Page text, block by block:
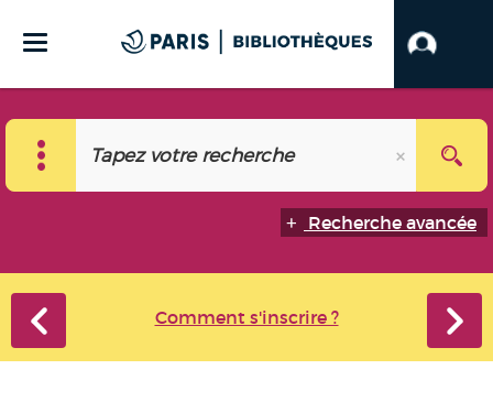
Recherche avancée
Comment s'inscrire ?